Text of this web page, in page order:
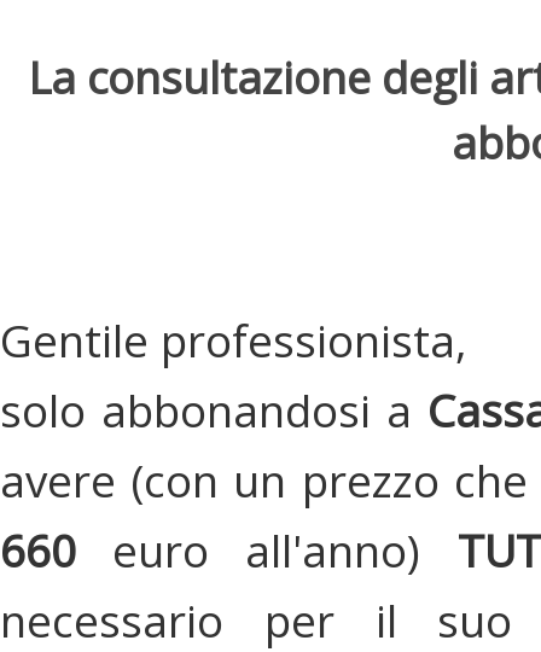
La consultazione degli
Gentile professionista,
solo abbonandosi a
avere (con un prezzo
660 euro all'anno)
necessario per il suo